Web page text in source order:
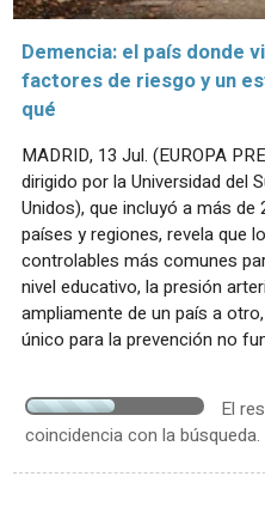
Demencia: el país donde
factores de riesgo y un
qué
MADRID, 13 Jul. (EUROPA
dirigido por la Universidad del
Unidos), que incluyó a más
países y regiones, revela que
controlables más comunes
nivel educativo, la presión
ampliamente de un país a
único para la prevención no
El
coincidencia con la búsqueda.